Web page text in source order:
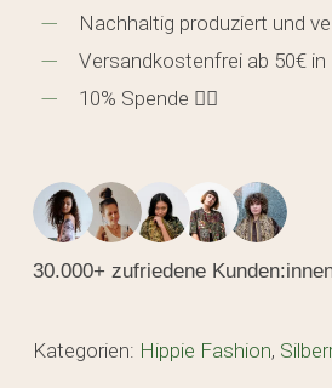
Nachhaltig produziert und
Versandkostenfrei ab 50€ in
10% Spende 🖐🏼
30.000+ zufriedene
Kategorien: Hippie Fashion,